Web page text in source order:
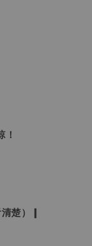
！
楚）❙